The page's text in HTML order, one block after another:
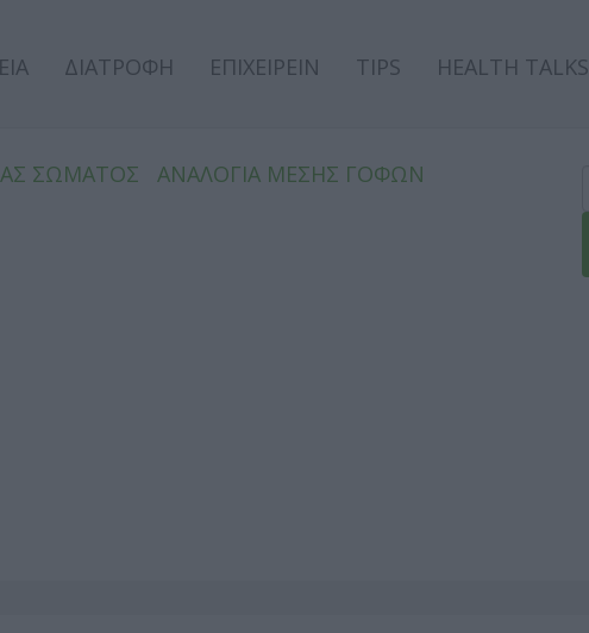
ΔΙΑΤΡΟΦΗ ΕΠΙΧΕΙΡΕΙΝ TIPS
HEALTH TALKS
ΣΩΜΑΤΟΣ
ΑΝΑΛΟΓΙΑ ΜΕΣΗΣ ΓΟΦΩΝ